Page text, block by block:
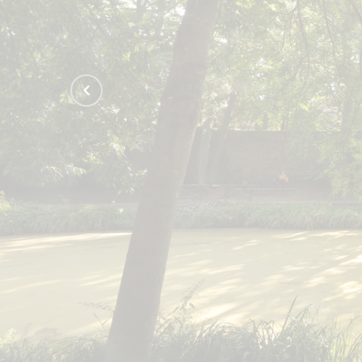
Bernau für
Bernauer Leben in unserer
und liebenswerten Stadt.